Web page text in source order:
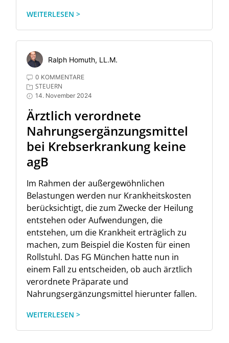
WEITERLESEN >
Ralph Homuth, LL.M.
0 KOMMENTARE
STEUERN
14. November 2024
Ärztlich verordnete
Nahrungsergänzungsmittel
bei Krebserkrankung keine
agB
Im Rahmen der außergewöhnlichen
Belastungen werden nur Krankheitskosten
berücksichtigt, die zum Zwecke der Heilung
entstehen oder Aufwendungen, die
entstehen, um die Krankheit erträglich zu
machen, zum Beispiel die Kosten für einen
Rollstuhl. Das FG München hatte nun in
einem Fall zu entscheiden, ob auch ärztlich
verordnete Präparate und
Nahrungsergänzungsmittel hierunter fallen.
WEITERLESEN >